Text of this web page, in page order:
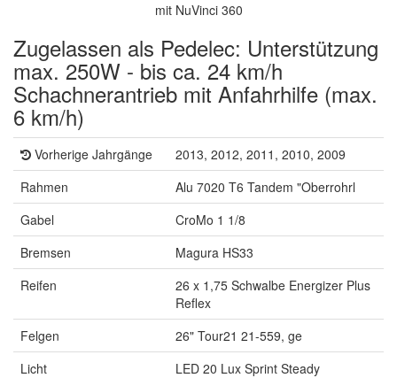
mit NuVinci 360
Zugelassen als Pedelec: Unterstützung
max. 250W - bis ca. 24 km/h
Schachnerantrieb mit Anfahrhilfe (max.
6 km/h)
Vorherige Jahrgänge
2013, 2012, 2011, 2010, 2009
Rahmen
Alu 7020 T6 Tandem "Oberrohrl
Gabel
CroMo 1 1/8
Bremsen
Magura HS33
Reifen
26 x 1,75 Schwalbe Energizer Plus
Reflex
Felgen
26" Tour21 21-559, ge
Licht
LED 20 Lux Sprint Steady